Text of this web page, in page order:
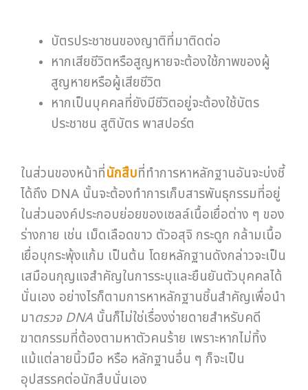
บัตรประชาชนของญาติที่มาติดต่อ
หากเสียชีวิตหรือสูญหายจะต้องใช้ภาพของผู้
สูญหายหรือผู้เสียชีวิต
หากเป็นบุคคลที่ยังมีชีวิตอยู่จะต้องใช้บัตร
ประชาชน สูติบัตร พาสปอร์ต
ในส่วนของหน้าที่นักสืบที่ทำการหาหลักฐานอันจะบ่งชี้
ได้ถึง DNA นั้นจะต้องทำการเก็บสารพันธุกรรมที่อยู่
ในส่วนองค์ประกอบย่อยของเซลล์เนื้อเยื่อต่าง ๆ ของ
ร่างกาย เช่น เม็ดเลือดขาว ตัวอสุจิ กระดูก กล้ามเนื้อ
เยื่อบุกระพุ้งแก้ม เป็นต้น โดยหลักฐานดังกล่าวจะเป็น
เสมือนกุญแจสำคัญในการระบุและยืนยันตัวบุคคลได้
นั่นเอง อย่างไรก็ตามการหาหลักฐานชิ้นสำคัญเพื่อนำ
มาตรวจ DNA นั้นก็ไม่ใช่เรื่องง่ายดายสำหรับคดี
ฆาตกรรมที่ต้องตามหาตัวคนร้าย เพราะหากไม่ทิ้ง
แม้แต่ลายนิ้วมือ หรือ หลักฐานอื่น ๆ ก็จะเป็น
อุปสรรคต่อนักสืบนั่นเอง